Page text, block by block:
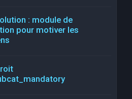
: module de
pour motiver les